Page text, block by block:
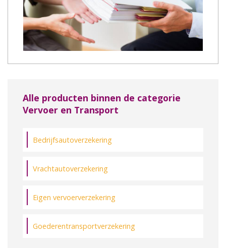
Alle producten binnen de categorie
Vervoer en Transport
Bedrijfsautoverzekering
Vrachtautoverzekering
Eigen vervoerverzekering
Goederentransportverzekering